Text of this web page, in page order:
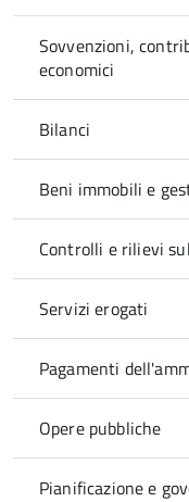
Sovvenzioni,
economici
Bilanci
Beni immobili e
Controlli e rilievi
Servizi erogati
Pagamenti
Opere pubbliche
Pianificazione e